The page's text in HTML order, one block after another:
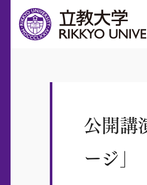
公開講
ージ」